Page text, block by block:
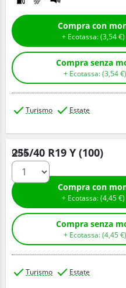
+ Ecotassa: (3,54€
+ Ecotassa: (3,54€
Turismo Estate
255/40 R19 Y (100)
Q.tà
+ Ecotassa: (4,45€
+ Ecotassa: (4,45€
Turismo Estate